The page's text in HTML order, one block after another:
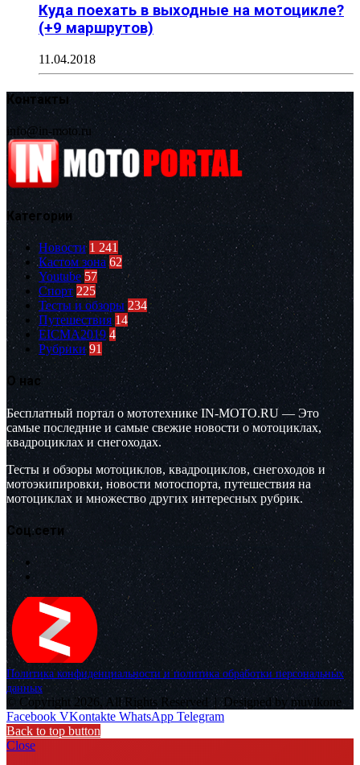
Куда поехать в выходные на мотоцикле?
(+9 маршрутов)
11.04.2018
Контакты
info@in-moto.ru
Категории
Новости 1 241
Кастом зона 62
Youtube 57
Спорт 225
Тесты и обзоры 234
Путешествия 14
EICMA2019 4
Рубрики 91
О нас
Бесплатный портал о мототехнике IN-MOTO.RU — Это
самые последние и самые свежие новости о мотоциклах,
квадроциклах и снегоходах.
Тесты и обзоры мотоциклов, квадроциклов, снегоходов и
мотоэкипировки, новости мотоспорта, путешествия на
мотоциклах и множество других интересных рубрик.
Соц.сети
Политика конфиденциальности и политика обработки персональных
данных
© Copyright 2026, All Rights Reserved |Designed by muvikone
Facebook VKontakte WhatsApp Telegram
Back to top button
Close